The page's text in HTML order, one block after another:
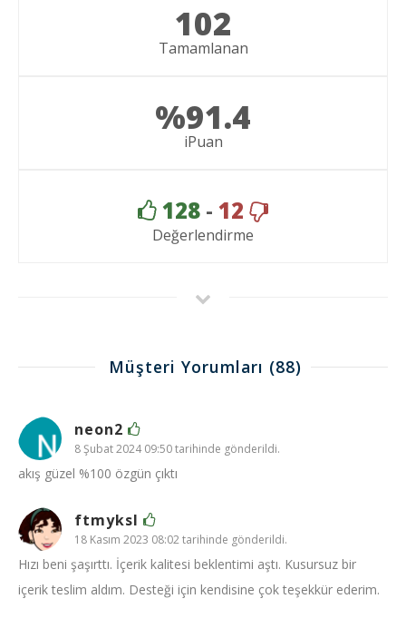
102
Tamamlanan
%91.4
iPuan
128 - 12
Değerlendirme
Müşteri Yorumları (88)
neon2
8 Şubat 2024 09:50 tarihinde gönderildi.
akış güzel %100 özgün çıktı
ftmyksl
18 Kasım 2023 08:02 tarihinde gönderildi.
Hızı beni şaşırttı. İçerik kalitesi beklentimi aştı. Kusursuz bir
içerik teslim aldım. Desteği için kendisine çok teşekkür ederim.